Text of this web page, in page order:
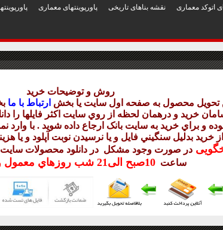
اتوکد معماری نقشه بناهای تاريخی پاورپوينتهای معماری
روش و توضيحات خريد
تحويل محصول به صفحه اول سايت يا بخش ارتباط با ما
خريد و درهمان لحظه از روي سايت اکثر فايلها را
و براي خريد به سايت بانک ارجاع داده شويد . با وارد
خريد بدليل سنگيني فايل و يا نرسيدن نوبت آپلود و يا
در صورت وجود مشکل در دانلود محصولات
ساعت 10صبح الی21 شب روزهاي معمول